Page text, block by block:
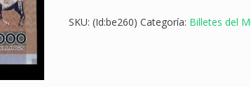
SKU: (Id:be260) Categoría: Billetes del